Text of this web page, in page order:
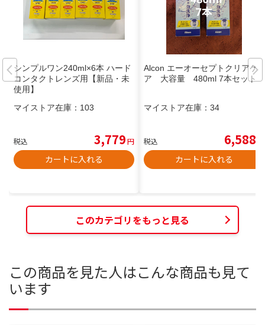
シンプルワン240ml×6本 ハード
コンタクトレンズ用【新品・未
使用】
マイストア在庫： 103
税込 3,779円
カートに入れる
Alcon エーオーセプトクリアケ
ア 大容量 480ml 7本セット
マイストア在庫： 34
税込 6,588
カートに入れる
このカテゴリをもっと見る
この商品を見た人はこんな商品も見て
います